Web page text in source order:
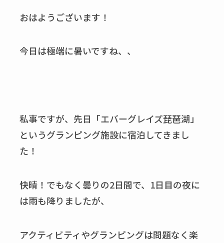
おはようございます！
今日は極端に暑いですね、、
私事ですが、先日「エバーグレイズ琵琶湖」
というグランピング施設に宿泊してきまし
た！
快晴！でもなく曇りの2日間で、1日目の夜に
は雨も降りましたが、
アクティビティやグランピングは問題なく楽